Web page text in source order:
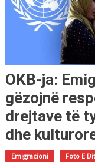
OKB-ja:
gëzojnë
drejtave të
dhe
Emigracioni Foto E